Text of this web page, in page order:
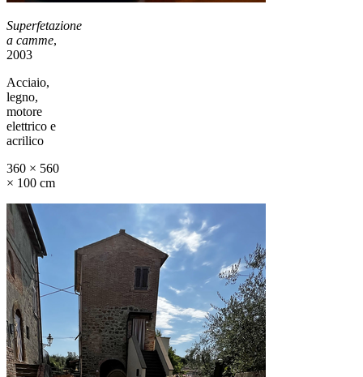
Superfetazione
a camme,
2003
Acciaio,
legno,
motore
elettrico e
acrilico
360 × 560
× 100 cm